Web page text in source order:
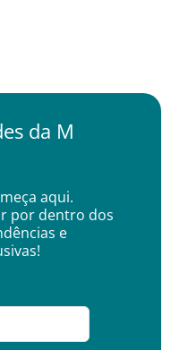
da M
aqui.
por dentro dos
e